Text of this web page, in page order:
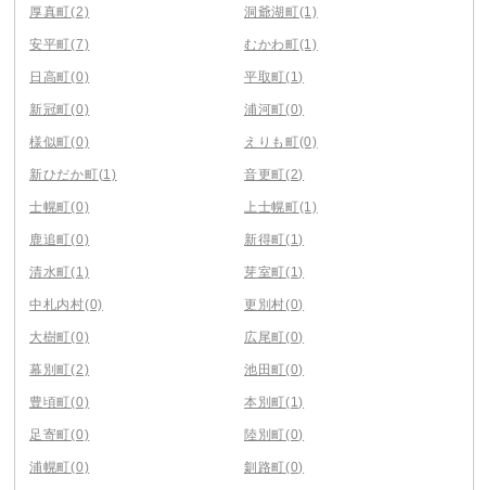
厚真町(2) 洞爺湖町(1)
安平町(7) むかわ町(1)
日高町(0) 平取町(1)
新冠町(0) 浦河町(0)
様似町(0) えりも町(0)
新ひだか町(1) 音更町(2)
士幌町(0) 上士幌町(1)
鹿追町(0) 新得町(1)
清水町(1) 芽室町(1)
中札内村(0) 更別村(0)
大樹町(0) 広尾町(0)
幕別町(2) 池田町(0)
豊頃町(0) 本別町(1)
足寄町(0) 陸別町(0)
浦幌町(0) 釧路町(0)